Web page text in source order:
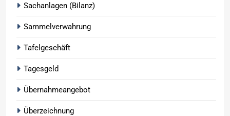
Sachanlagen (Bilanz)
Sammelverwahrung
Tafelgeschäft
Tagesgeld
Übernahmeangebot
Überzeichnung